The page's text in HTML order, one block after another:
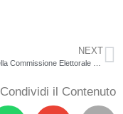
NEXT
Condividi il Contenuto